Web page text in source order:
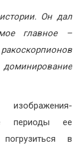
Он дал
главное –
периоды ее
в